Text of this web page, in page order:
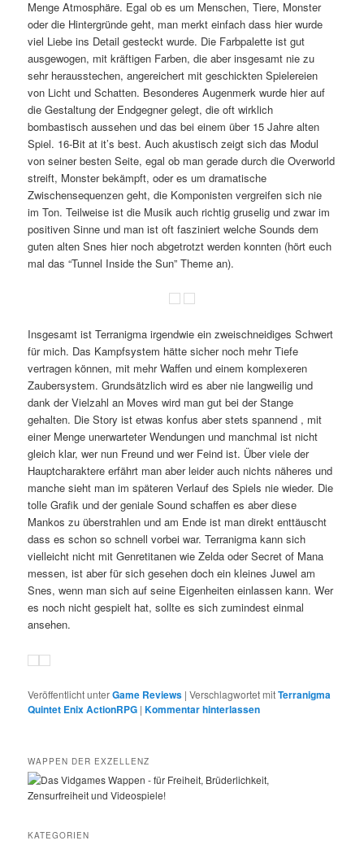
Menge Atmosphäre. Egal ob es um Menschen, Tiere, Monster
oder die Hintergründe geht, man merkt einfach dass hier wurde
viel Liebe ins Detail gesteckt wurde. Die Farbpalette ist gut
ausgewogen, mit kräftigen Farben, die aber insgesamt nie zu
sehr herausstechen, angereichert mit geschickten Spielereien
von Licht und Schatten. Besonderes Augenmerk wurde hier auf
die Gestaltung der Endgegner gelegt, die oft wirklich
bombastisch aussehen und das bei einem über 15 Jahre alten
Spiel. 16-Bit at it’s best. Auch akustisch zeigt sich das Modul
von seiner besten Seite, egal ob man gerade durch die Overworld
streift, Monster bekämpft, oder es um dramatische
Zwischensequenzen geht, die Komponisten vergreifen sich nie
im Ton. Teilweise ist die Musik auch richtig gruselig und zwar im
positiven Sinne und man ist oft fasziniert welche Sounds dem
guten alten Snes hier noch abgetrotzt werden konnten (hört euch
mal das “Tunnel Inside the Sun” Theme an).
Insgesamt ist Terranigma irgendwie ein zweischneidiges Schwert
für mich. Das Kampfsystem hätte sicher noch mehr Tiefe
vertragen können, mit mehr Waffen und einem komplexeren
Zaubersystem. Grundsätzlich wird es aber nie langweilig und
dank der Vielzahl an Moves wird man gut bei der Stange
gehalten. Die Story ist etwas konfus aber stets spannend , mit
einer Menge unerwarteter Wendungen und manchmal ist nicht
gleich klar, wer nun Freund und wer Feind ist. Über viele der
Hauptcharaktere erfährt man aber leider auch nichts näheres und
manche sieht man im späteren Verlauf des Spiels nie wieder. Die
tolle Grafik und der geniale Sound schaffen es aber diese
Mankos zu überstrahlen und am Ende ist man direkt enttäuscht
dass es schon so schnell vorbei war. Terranigma kann sich
vielleicht nicht mit Genretitanen wie Zelda oder Secret of Mana
messen, ist aber für sich gesehen doch ein kleines Juwel am
Snes, wenn man sich auf seine Eigenheiten einlassen kann. Wer
es noch nicht gespielt hat, sollte es sich zumindest einmal
ansehen.
Veröffentlicht unterGame Reviews |Verschlagwortet mitTerranigma
Quintet Enix ActionRPG |Kommentar hinterlassen
WAPPEN DER EXZELLENZ
KATEGORIEN